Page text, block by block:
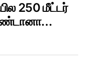
250 மீட்டர்